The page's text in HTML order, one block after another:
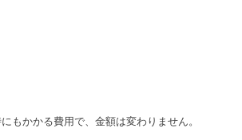
もかかる費用で、金額は変わりません。